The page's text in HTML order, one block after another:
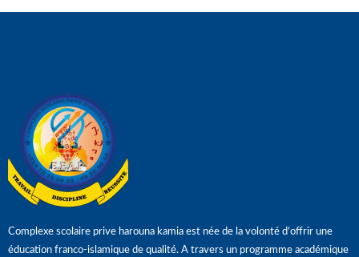
Complexe scolaire prive harouna kamia est née de la volonté d’offrir une
éducation franco-islamique de qualité. A travers un programme académique